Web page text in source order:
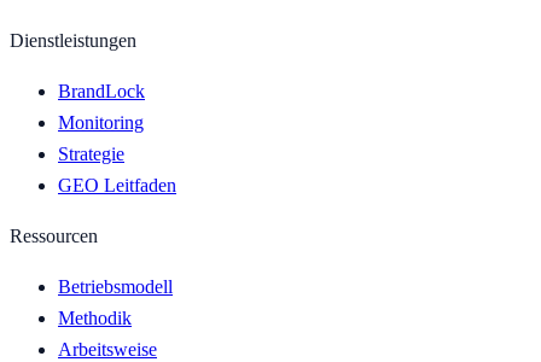
Dienstleistungen
BrandLock
Monitoring
Strategie
GEO Leitfaden
Ressourcen
Betriebsmodell
Methodik
Arbeitsweise